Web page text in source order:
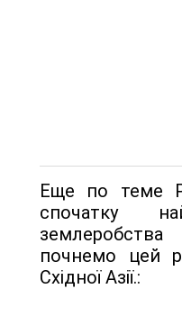
Еще по теме
спочатку
почнемо цей
Східної Азії.: